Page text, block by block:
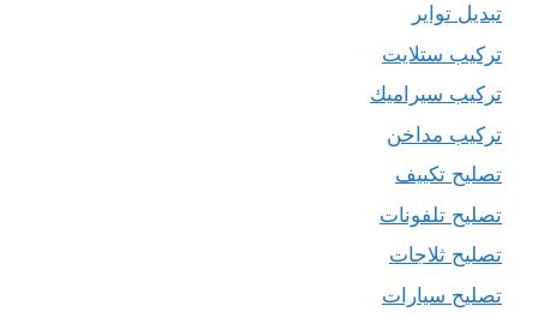
تبديل تواير
تركيب ستلايت
تركيب سيراميك
تركيب مداخن
تصليح تكييف
تصليح تلفونات
تصليح ثلاجات
تصليح سيارات